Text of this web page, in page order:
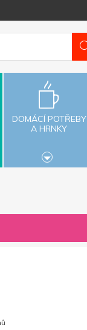
DOMÁCÍ POTŘEBY
A HRNKY